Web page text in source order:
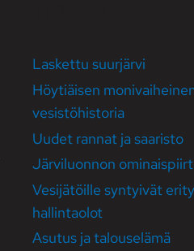
Laskettu suurjärvi
Höytiäisen
vesistö­historia
Uudet rannat ja saaristo
Järvi­luonnon
Vesi­jätöille syntyivät
hallinta­olot
Asutus ja talous­elämä